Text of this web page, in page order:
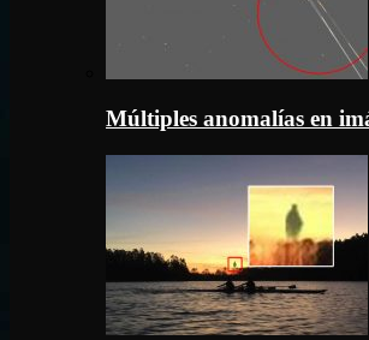
Múltiples anomalías en